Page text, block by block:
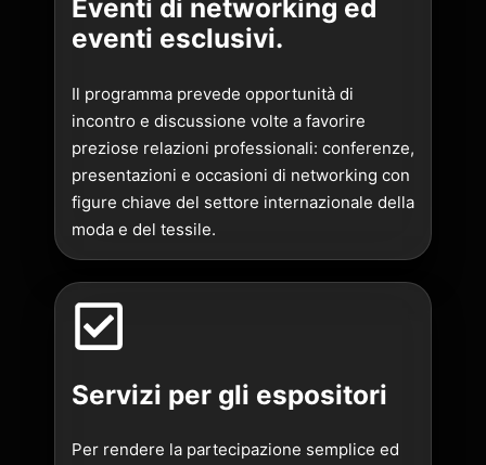
Eventi di networking ed
eventi esclusivi.
Il programma prevede opportunità di
incontro e discussione volte a favorire
preziose relazioni professionali: conferenze,
presentazioni e occasioni di networking con
figure chiave del settore internazionale della
moda e del tessile.
Servizi per gli espositori
Per rendere la partecipazione semplice ed